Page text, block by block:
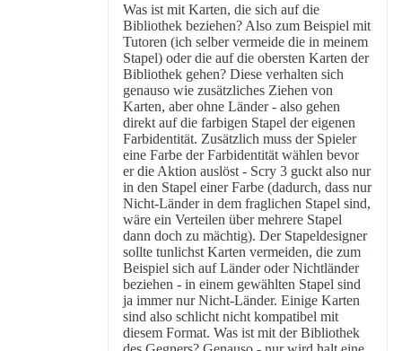
Was ist mit Karten, die sich auf die
Bibliothek beziehen? Also zum Beispiel mit
Tutoren (ich selber vermeide die in meinem
Stapel) oder die auf die obersten Karten der
Bibliothek gehen? Diese verhalten sich
genauso wie zusätzliches Ziehen von
Karten, aber ohne Länder - also gehen
direkt auf die farbigen Stapel der eigenen
Farbidentität. Zusätzlich muss der Spieler
eine Farbe der Farbidentität wählen bevor
er die Aktion auslöst - Scry 3 guckt also nur
in den Stapel einer Farbe (dadurch, dass nur
Nicht-Länder in dem fraglichen Stapel sind,
wäre ein Verteilen über mehrere Stapel
dann doch zu mächtig). Der Stapeldesigner
sollte tunlichst Karten vermeiden, die zum
Beispiel sich auf Länder oder Nichtländer
beziehen - in einem gewählten Stapel sind
ja immer nur Nicht-Länder. Einige Karten
sind also schlicht nicht kompatibel mit
diesem Format. Was ist mit der Bibliothek